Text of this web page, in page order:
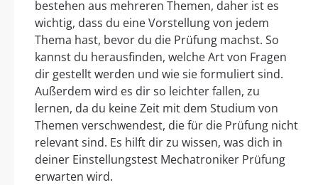
bestehen aus mehreren Themen, daher ist es
wichtig, dass du eine Vorstellung von jedem
Thema hast, bevor du die Prüfung machst. So
kannst du herausfinden, welche Art von Fragen
dir gestellt werden und wie sie formuliert sind.
Außerdem wird es dir so leichter fallen, zu
lernen, da du keine Zeit mit dem Studium von
Themen verschwendest, die für die Prüfung nicht
relevant sind. Es hilft dir zu wissen, was dich in
deiner Einstellungstest Mechatroniker Prüfung
erwarten wird.